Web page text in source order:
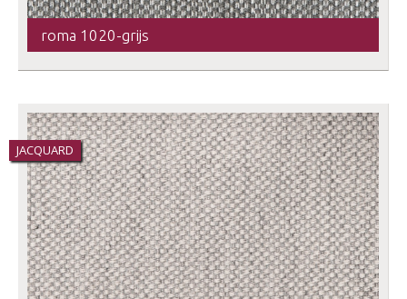
roma 1020-grijs
JACQUARD